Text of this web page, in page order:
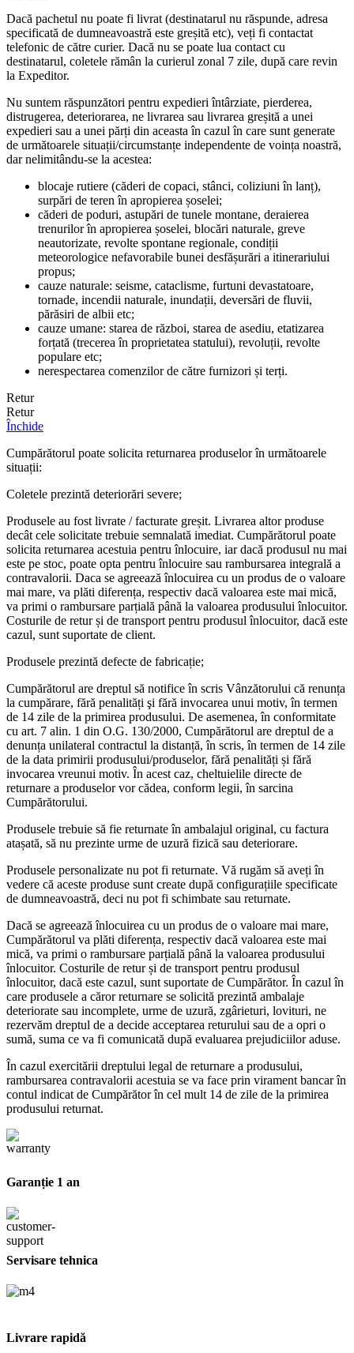
Dacă pachetul nu poate fi livrat (destinatarul nu răspunde, adresa
specificată de dumneavoastră este greșită etc), veți fi contactat
telefonic de către curier. Dacă nu se poate lua contact cu
destinatarul, coletele rămân la curierul zonal 7 zile, după care revin
la Expeditor.
Nu suntem răspunzători pentru expedieri întârziate, pierderea,
distrugerea, deteriorarea, ne livrarea sau livrarea greșită a unei
expedieri sau a unei părți din aceasta în cazul în care sunt generate
de următoarele situații/circumstanțe independente de voința noastră,
dar nelimitându-se la acestea:
blocaje rutiere (căderi de copaci, stânci, coliziuni în lanț),
surpări de teren în apropierea șoselei;
căderi de poduri, astupări de tunele montane, deraierea
trenurilor în apropierea șoselei, blocări naturale, greve
neautorizate, revolte spontane regionale, condiții
meteorologice nefavorabile bunei desfășurări a itinerariului
propus;
cauze naturale: seisme, cataclisme, furtuni devastatoare,
tornade, incendii naturale, inundații, deversări de fluvii,
părăsiri de albii etc;
cauze umane: starea de război, starea de asediu, etatizarea
forțată (trecerea în proprietatea statului), revoluții, revolte
populare etc;
nerespectarea comenzilor de către furnizori și terți.
Retur
Retur
Închide
Cumpărătorul poate solicita returnarea produselor în următoarele
situații:
Coletele prezintă deteriorări severe;
Produsele au fost livrate / facturate greșit. Livrarea altor produse
decât cele solicitate trebuie semnalată imediat. Cumpărătorul poate
solicita returnarea acestuia pentru înlocuire, iar dacă produsul nu mai
este pe stoc, poate opta pentru înlocuire sau rambursarea integrală a
contravalorii. Daca se agreează înlocuirea cu un produs de o valoare
mai mare, va plăti diferența, respectiv dacă valoarea este mai mică,
va primi o rambursare parțială până la valoarea produsului înlocuitor.
Costurile de retur și de transport pentru produsul înlocuitor, dacă este
cazul, sunt suportate de client.
Produsele prezintă defecte de fabricație;
Cumpărătorul are dreptul să notifice în scris Vânzătorului că renunța
la cumpărare, fără penalități şi fără invocarea unui motiv, în termen
de 14 zile de la primirea produsului. De asemenea, în conformitate
cu art. 7 alin. 1 din O.G. 130/2000, Cumpărătorul are dreptul de a
denunța unilateral contractul la distanță, în scris, în termen de 14 zile
de la data primirii produsului/produselor, fără penalități și fără
invocarea vreunui motiv. În acest caz, cheltuielile directe de
returnare a produselor vor cădea, conform legii, în sarcina
Cumpărătorului.
Produsele trebuie să fie returnate în ambalajul original, cu factura
atașată, să nu prezinte urme de uzură fizică sau deteriorare.
Produsele personalizate nu pot fi returnate. Vă rugăm să aveți în
vedere că aceste produse sunt create după configurațiile specificate
de dumneavoastră, deci nu pot fi schimbate sau returnate.
Dacă se agreează înlocuirea cu un produs de o valoare mai mare,
Cumpărătorul va plăti diferența, respectiv dacă valoarea este mai
mică, va primi o rambursare parțială până la valoarea produsului
înlocuitor. Costurile de retur și de transport pentru produsul
înlocuitor, dacă este cazul, sunt suportate de Cumpărător. În cazul în
care produsele a căror returnare se solicită prezintă ambalaje
deteriorate sau incomplete, urme de uzură, zgârieturi, lovituri, ne
rezervăm dreptul de a decide acceptarea returului sau de a opri o
sumă, suma ce va fi comunicată după evaluarea prejudiciilor aduse.
În cazul exercitării dreptului legal de returnare a produsului,
rambursarea contravalorii acestuia se va face prin virament bancar în
contul indicat de Cumpărător în cel mult 14 de zile de la primirea
produsului returnat.
Garanție 1 an
Servisare tehnica
Livrare rapidă